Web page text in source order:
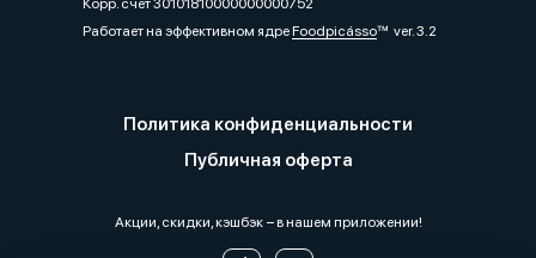
Корр. счет 30101810000000000752
Работает на эффективном ядреFoodpicássover. 3.2
Политика конфиденциальности
Публичная оферта
Акции, скидки, кэшбэк − в нашем приложении!